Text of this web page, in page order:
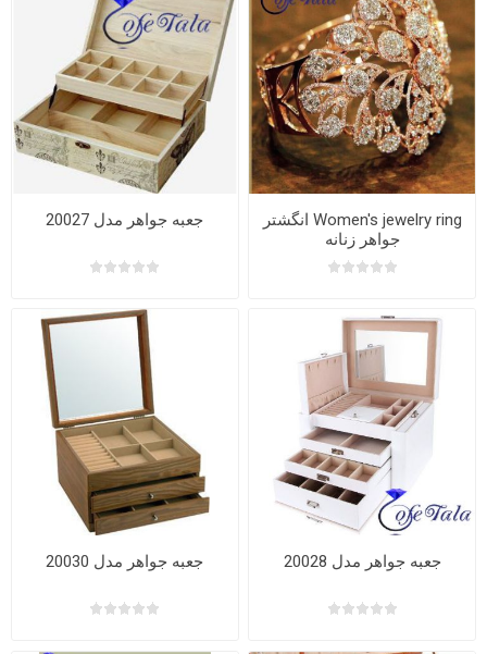
Women's jewelry ring انگشتر
جواهر زنانه
جعبه جواهر مدل 20027
جعبه جواهر مدل 20028 جعبه جواهر مدل 20030